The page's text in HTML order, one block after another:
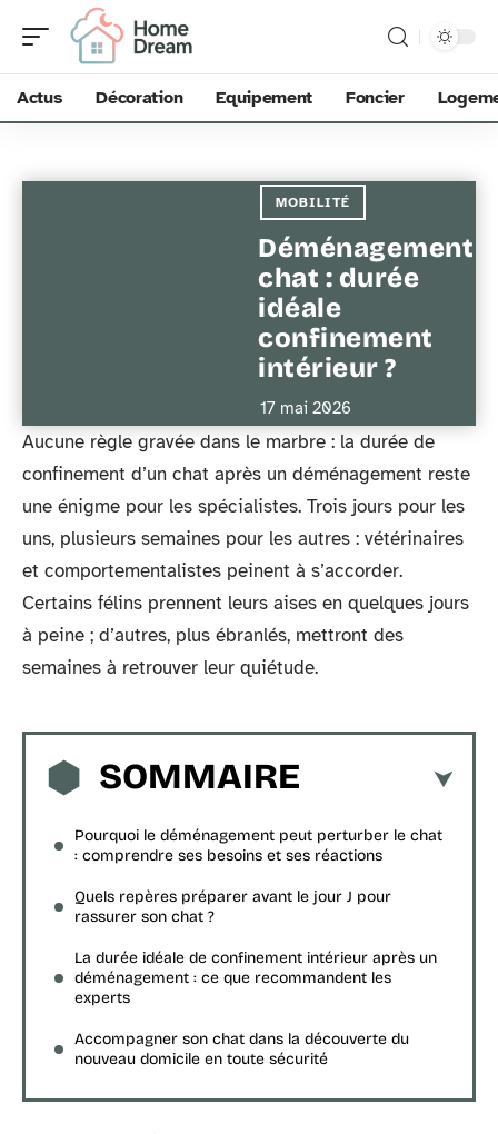
Actus Décoration Equipement Foncier
MOBILITÉ
Déménagement
chat : durée
idéale
confinement
intérieur ?
17 mai 2026
Aucune règle gravée dans le marbre : la durée de
confinement d’un chat après un déménagement reste
une énigme pour les spécialistes. Trois jours pour les
uns, plusieurs semaines pour les autres : vétérinaires
et comportementalistes peinent à s’accorder.
Certains félins prennent leurs aises en quelques jours
à peine ; d’autres, plus ébranlés, mettront des
semaines à retrouver leur quiétude.
SOMMAIRE
Pourquoi le déménagement peut perturber le chat
: comprendre ses besoins et ses réactions
Quels repères préparer avant le jour J pour
rassurer son chat ?
La durée idéale de confinement intérieur après un
déménagement : ce que recommandent les
experts
Accompagner son chat dans la découverte du
nouveau domicile en toute sécurité